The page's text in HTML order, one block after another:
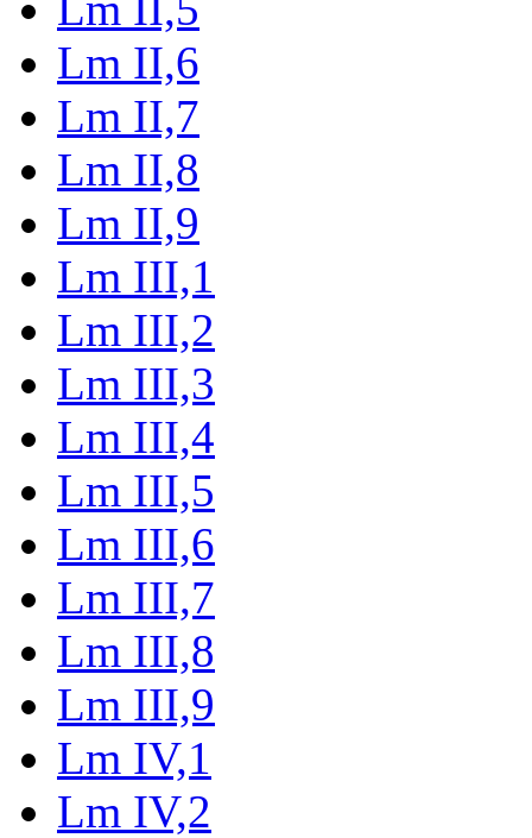
Lm II,6
Lm II,7
Lm II,8
Lm II,9
Lm III,1
Lm III,2
Lm III,3
Lm III,4
Lm III,5
Lm III,6
Lm III,7
Lm III,8
Lm III,9
Lm IV,1
Lm IV,2